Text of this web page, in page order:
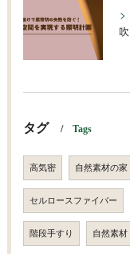
タグ Tags
高気密 自然素材の家
セルロースファイバー
階段手すり 自然素材